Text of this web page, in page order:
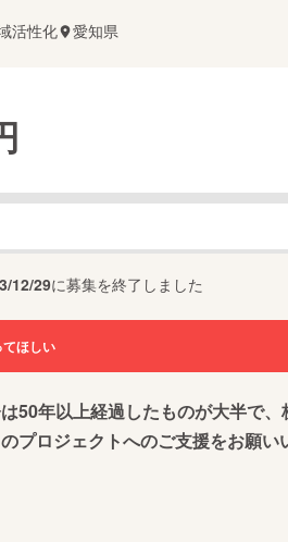
活性化 愛知県
12/29に募集を終了しました
ほしい
50年以上経過したものが大半で
ロジェクトへのご支援をお願い